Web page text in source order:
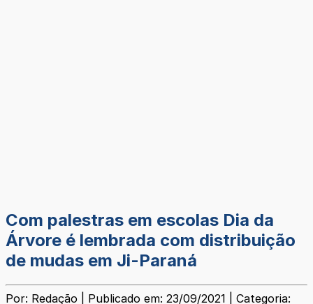
Com palestras em escolas Dia da
Árvore é lembrada com distribuição
de mudas em Ji-Paraná
Por: Redação | Publicado em: 23/09/2021 | Categoria: